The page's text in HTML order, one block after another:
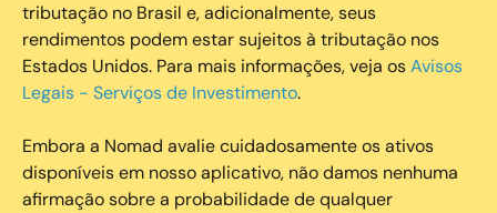
tributação no Brasil e, adicionalmente, seus
rendimentos podem estar sujeitos à tributação nos
Estados Unidos. Para mais informações, veja osAvisos
Legais - Serviços de Investimento.
Embora a Nomad avalie cuidadosamente os ativos
disponíveis em nosso aplicativo, não damos nenhuma
afirmação sobre a probabilidade de qualquer